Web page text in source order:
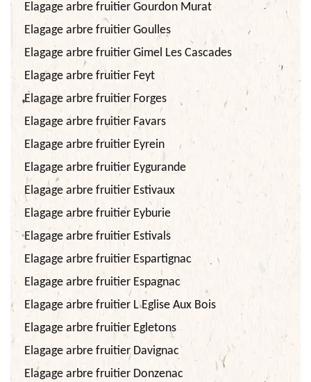
Elagage arbre fruitier Gourdon Murat
Elagage arbre fruitier Goulles
Elagage arbre fruitier Gimel Les Cascades
Elagage arbre fruitier Feyt
Elagage arbre fruitier Forges
Elagage arbre fruitier Favars
Elagage arbre fruitier Eyrein
Elagage arbre fruitier Eygurande
Elagage arbre fruitier Estivaux
Elagage arbre fruitier Eyburie
Elagage arbre fruitier Estivals
Elagage arbre fruitier Espartignac
Elagage arbre fruitier Espagnac
Elagage arbre fruitier L Eglise Aux Bois
Elagage arbre fruitier Egletons
Elagage arbre fruitier Davignac
Elagage arbre fruitier Donzenac